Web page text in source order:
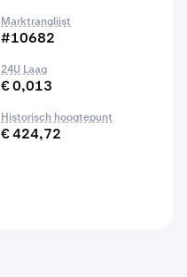
Marktranglijst
#10682
24U Laag
€ 0,013
Historisch hoogtepunt
€ 424,72